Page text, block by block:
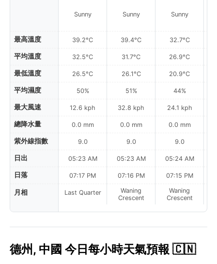
最高溫度
平均溫度
最低溫度
平均濕度
最大風速
總降水量
紫外線指數
日出
日落
月相
Sunny
39.2°C
32.5°C
26.5°C
50%
12.6 kph
0.0 mm
9.0
05:23 AM
07:17 PM
Last Quarter
Sunny
39.4°C
31.7°C
26.1°C
51%
32.8 kph
0.0 mm
9.0
05:23 AM
07:16 PM
Waning
Crescent
Sunny
32.7°C
26.9°C
20.9°C
44%
24.1 kph
0.0 mm
9.0
05:24 AM
07:15 PM
Waning
Crescent
德州, 中國 今日每小時天氣預報 🇨🇳